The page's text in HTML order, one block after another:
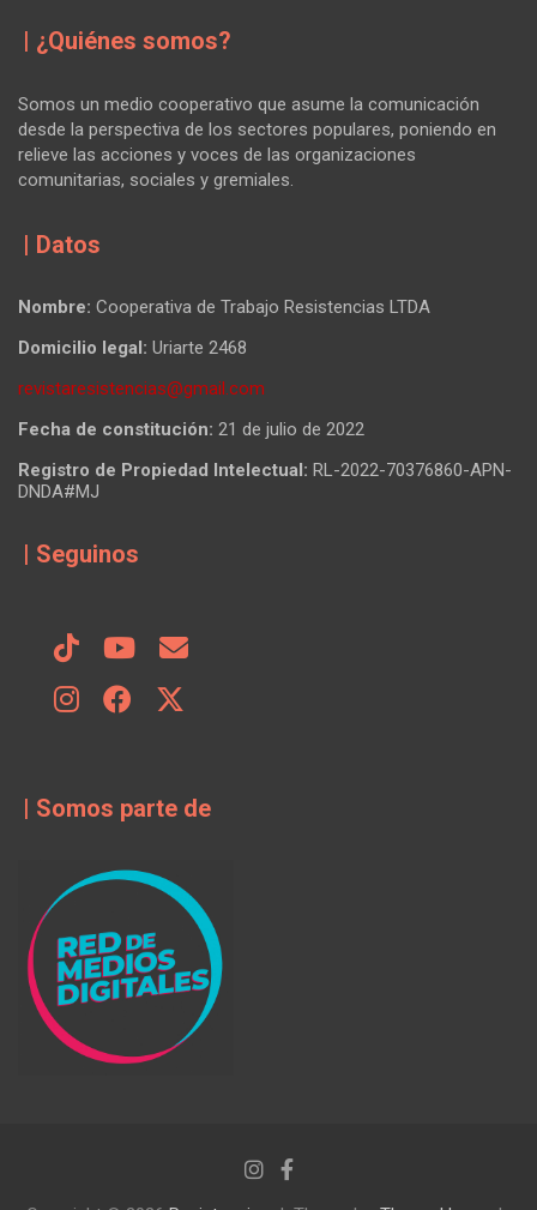
| ¿Quiénes somos?
Somos un medio cooperativo que asume la comunicación
desde la perspectiva de los sectores populares, poniendo en
relieve las acciones y voces de las organizaciones
comunitarias, sociales y gremiales.
| Datos
Nombre: Cooperativa de Trabajo Resistencias LTDA
Domicilio legal: Uriarte 2468
revistaresistencias@gmail.com
Fecha de constitución: 21 de julio de 2022
Registro de Propiedad Intelectual: RL-2022-70376860-APN-
DNDA#MJ
| Seguinos
| Somos parte de